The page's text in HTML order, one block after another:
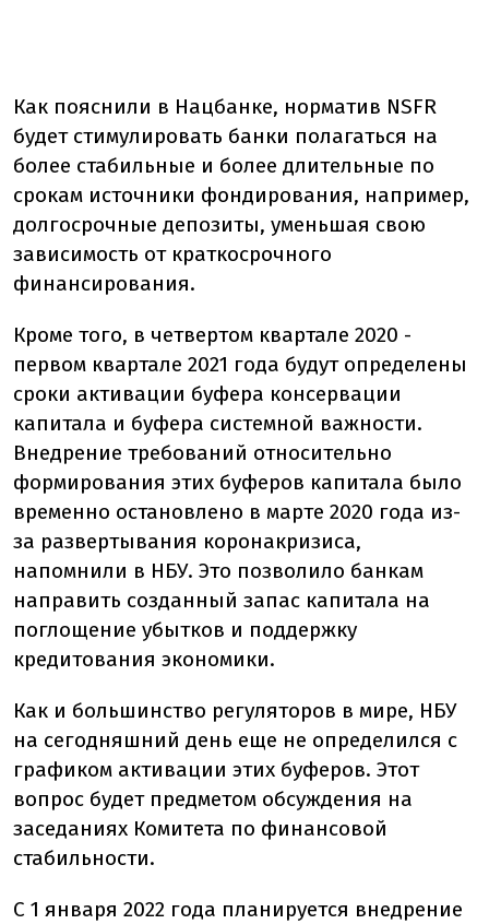
Как пояснили в Нацбанке, норматив NSFR
будет стимулировать банки полагаться на
более стабильные и более длительные по
срокам источники фондирования, например,
долгосрочные депозиты, уменьшая свою
зависимость от краткосрочного
финансирования.
Кроме того, в четвертом квартале 2020 -
первом квартале 2021 года будут определены
сроки активации буфера консервации
капитала и буфера системной важности.
Внедрение требований относительно
формирования этих буферов капитала было
временно остановлено в марте 2020 года из-
за развертывания коронакризиса,
напомнили в НБУ. Это позволило банкам
направить созданный запас капитала на
поглощение убытков и поддержку
кредитования экономики.
Как и большинство регуляторов в мире, НБУ
на сегодняшний день еще не определился с
графиком активации этих буферов. Этот
вопрос будет предметом обсуждения на
заседаниях Комитета по финансовой
стабильности.
С 1 января 2022 года планируется внедрение